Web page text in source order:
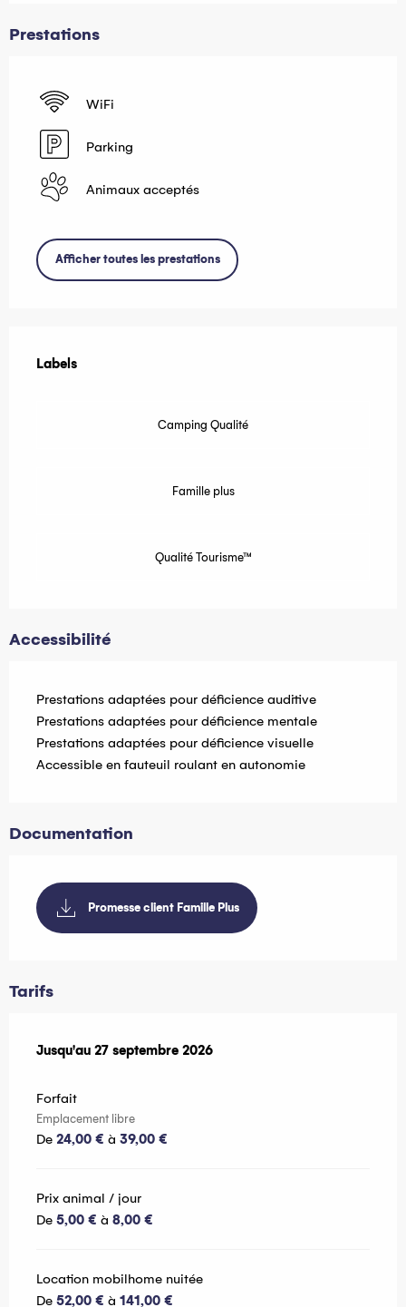
Prestations
WiFi
Parking
Animaux acceptés
Afficher toutes les prestations
Labels
Labels
Camping Qualité
Famille plus
Qualité Tourisme™
Accessibilité
Prestations adaptées pour déficience auditive
Prestations adaptées pour déficience mentale
Prestations adaptées pour déficience visuelle
Accessible en fauteuil roulant en autonomie
Documentation
Promesse client Famille Plus
Tarifs
Du17 avril 2026au27 septembre 2026
Jusqu'au 27 septembre 2026
Forfait
Emplacement libre
De 24,00 € à 39,00 €
Prix animal / jour
De 5,00 € à 8,00 €
Location mobilhome nuitée
De 52,00 € à 141,00 €